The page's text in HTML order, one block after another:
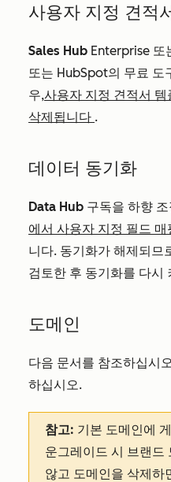
사용자 지정 견적
Sales Hub Enterprise 또
또는 HubSpot의 무료 도
우,사용자 지정 견적서 템
삭제됩니다 .
데이터 동기화
Data Hub 구독을 하향
에서 사용자 지정 필드 매
니다. 동기화가 해제되므
검토한 후 동기화를 다시
도메인
다음 문서를 참조하십시
하십시오.
참고: 기본 도메인에
운그레이드 시 브랜드
않고 도메인을 삭제하